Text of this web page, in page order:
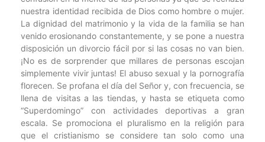
nuestra identidad recibida de Dios como hombre o mujer.
La dignidad del matrimonio y la vida de la familia se han
venido erosionando constantemente, y se pone a nuestra
disposición un divorcio fácil por si las cosas no van bien.
¡No es de sorprender que millares de personas escojan
simplemente vivir juntas! El abuso sexual y la pornografía
florecen. Se profana el día del Señor y, con frecuencia, se
llena de visitas a las tiendas, y hasta se etiqueta como
“Superdomingo” con actividades deportivas a gran
escala. Se promociona el pluralismo en la religión para
que el cristianismo se considere tan solo como una